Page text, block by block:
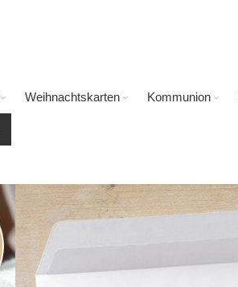
Weihnachtskarten Kommunion